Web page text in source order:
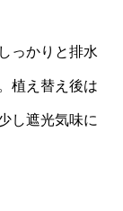
っかりと排水
植え替え後は
し遮光気味に